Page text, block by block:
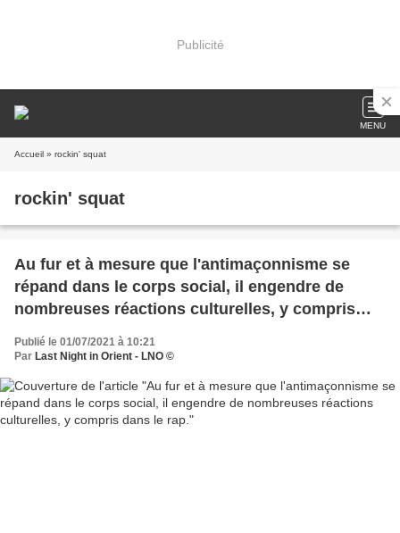
Publicité
MENU
Accueil » rockin' squat
rockin' squat
Au fur et à mesure que l'antimaçonnisme se
répand dans le corps social, il engendre de
nombreuses réactions culturelles, y compris
dans le rap.
Publié le 01/07/2021 à 10:21
Par Last Night in Orient - LNO ©